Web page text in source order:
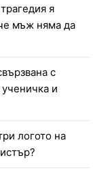
я
мъж няма да
с
и
логото на